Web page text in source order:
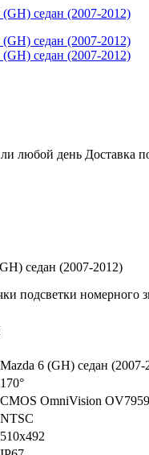
любой день Доставка
седан (2007-2012)
подсветки
Mazda 6 (GH) седан (2007-
170°
CMOS OmniVision OV7959
NTSC
510х492